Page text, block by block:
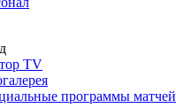
TV
программы матчей